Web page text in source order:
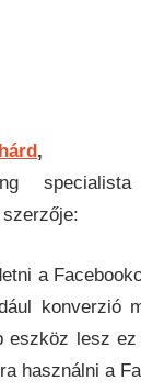
,
szerzője:
a
konverzió
eszköz lesz
használni a